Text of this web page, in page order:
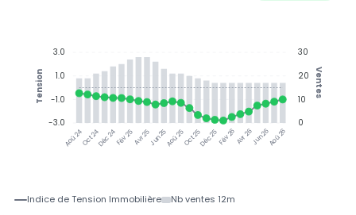
Aoû 24Oct 24Déc 24Fév 25Avr 25Jun 25Aoû 25Oct 25Déc 25Fév 26Avr 26Jun 26Aoû 26
30
20
10
0
Ventes
3.0
1.0
-1.0
-3.0
Tension
Indice de Tension Immobilière Nb ventes 12m